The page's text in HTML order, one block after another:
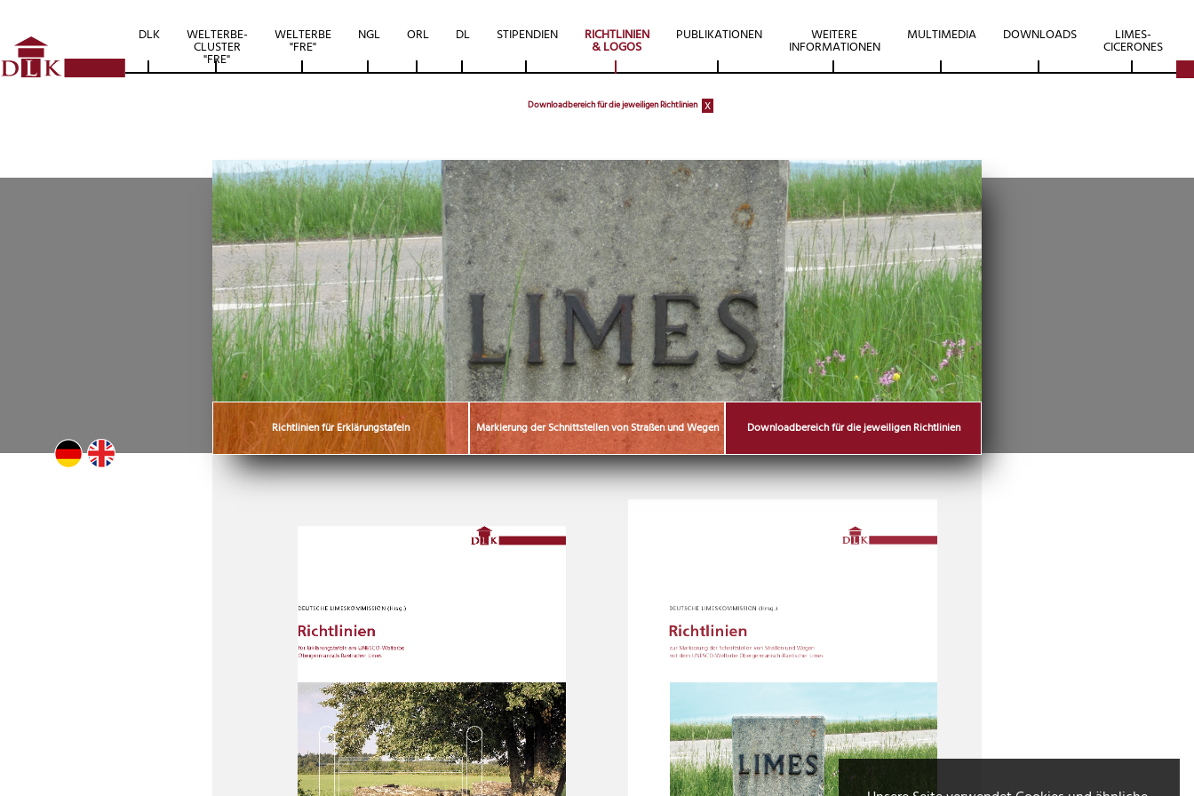
DLK WELTERBE-
CLUSTER
"FRE"
WELTERBE
"FRE"
NGL ORL DL STIPENDIEN
Downloadbereich für die jeweiligen Richtlinien x
RICHTLINIEN
& LOGOS
PUBLIKATIONEN WEITERE
INFORMATIONEN
MULTIMEDIA DOWNLOADS LIMES-
CICERONES
Richtlinien für Erklärungstafeln Markierung der Schnittstellen von Straßen und Wegen Downloadbereich für die jeweiligen Richtlinien